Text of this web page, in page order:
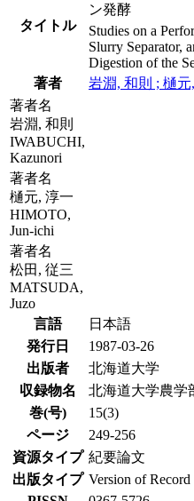
タイトル
ン発酵
Studies on a
Slurry Separator,
Digestion of the
著者
岩淵, 和則 ; 樋
著者名
岩淵, 和則
IWABUCHI,
Kazunori
著者名
樋元, 淳一
HIMOTO,
Jun-ichi
著者名
松田, 従三
MATSUDA,
Juzo
言語
日本語
発行日
1987-03-26
出版者
北海道大学
収録物名
北海道大学農学
巻(号)
15(3)
ページ
249-256
資源タイプ 紀要論文
出版タイプ Version of Record